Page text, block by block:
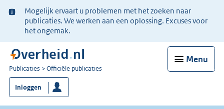
Ter
informatie:
Mogelijk ervaart u problemen met het zoeken naar
publicaties. We werken aan een oplossing. Excuses voor
het ongemak.
Menu
U
bent
nu
hier:
Publicaties Officiële publicaties
Inloggen